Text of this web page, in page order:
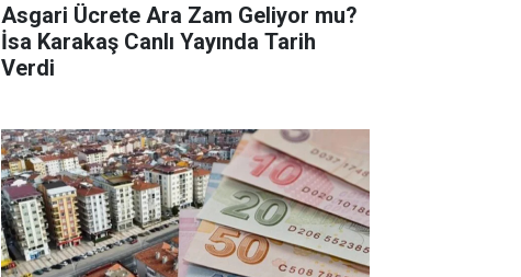
Asgari Ücrete Ara Zam Geliyor mu?
İsa Karakaş Canlı Yayında Tarih
Verdi